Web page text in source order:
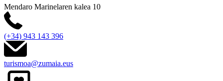
Mendaro Marinelaren kalea 10
(+34) 943 143 396
turismoa@zumaia.eus